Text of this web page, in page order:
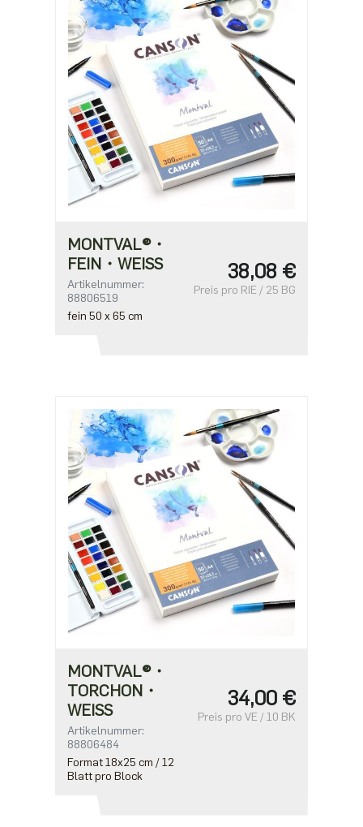
MONTVAL®・
FEIN・WEISS
Artikelnummer:
88806519
fein 50 x 65 cm
38,08 €
Preis pro RIE / 25 BG
MONTVAL®・
TORCHON・
WEISS
Artikelnummer:
88806484
Format 18x25 cm / 12
Blatt pro Block
34,00 €
Preis pro VE / 10 BK